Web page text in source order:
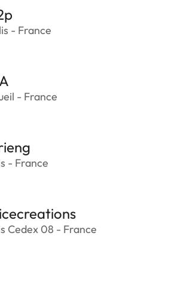
- France
- France
- France
Cedex 08 - France